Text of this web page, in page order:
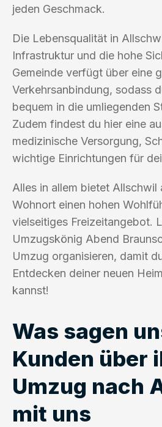
jeden Geschmack.
Die Lebensqualität in
Infrastruktur und die hohe
Gemeinde verfügt über eine
Verkehrsanbindung, sodass
bequem in die umliegenden
Zudem findest du hier eine
medizinische Versorgung,
wichtige Einrichtungen für
Alles in allem bietet Allschwil
Wohnort einen hohen
vielseitiges Freizeitangebot.
Umzugskönig Abend
Umzug organisieren, damit
Entdecken deiner neuen
kannst!
Was sagen
Kunden über
Umzug nach
mit uns